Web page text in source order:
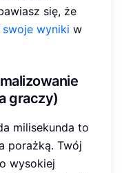
się, że
wyniki w
graczy)
milisekunda to
porażką. Twój
wysokiej